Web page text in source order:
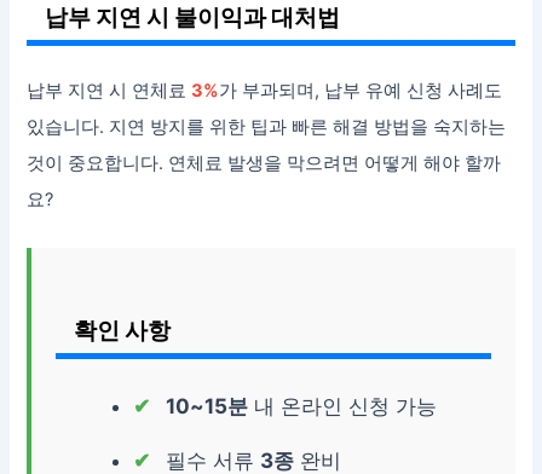
납부 지연 시 불이익과 대처법
납부 지연 시 연체료3%가 부과되며, 납부 유예 신청 사례도
있습니다. 지연 방지를 위한 팁과 빠른 해결 방법을 숙지하는
것이 중요합니다. 연체료 발생을 막으려면 어떻게 해야 할까
요?
확인 사항
10~15분 내 온라인 신청 가능
필수 서류 3종 완비